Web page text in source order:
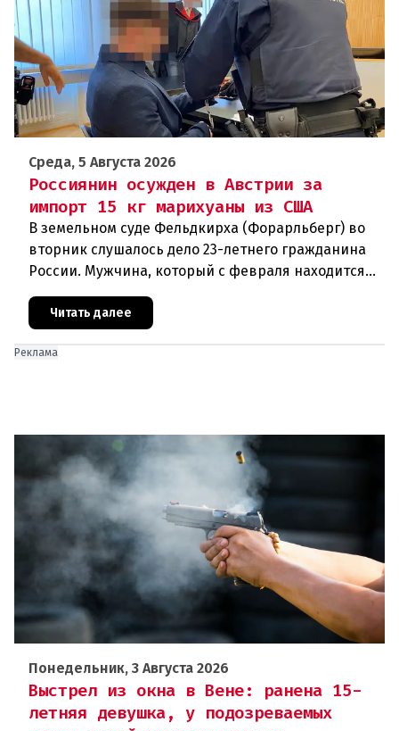
Среда, 5 Августа 2026
Россиянин осужден в Австрии за
импорт 15 кг марихуаны из США
В земельном суде Фельдкирха (Форарльберг) во
вторник слушалось дело 23-летнего гражданина
России. Мужчина, который с февраля находится
под стражей, обвинялся в том, что на протяжении
полугода организо
Читать далее
Реклама
Понедельник, 3 Августа 2026
Выстрел из окна в Вене: ранена 15-
летняя девушка, у подозреваемых